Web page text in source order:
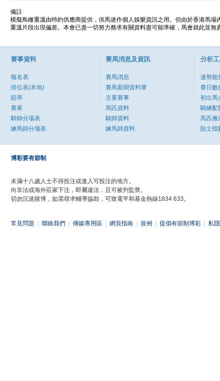
備註
模擬鳥瞰重溫由特約供應商提供，供馬迷作個人娛樂資訊之用。但由於香港馬
重溫片段出現偏差。本會已盡一切努力務求有關資料盡可能準確，馬會就此並
賽事資料
報名表
排位表(本地)
賠率
賽果
騎師分場表
練馬師分場表
賽馬消息及資訊
賽馬消息
賽馬新聞資料庫
主要賽事
馬匹資料
騎師資料
練馬師資料
分析
速勢能
賽日數
初出馬
騎練配
馬匹搬
貼士指
博彩要有節制
未滿十八歲人士不得投注或進入可投注的地方。
向非法或海外莊家下注，即屬違法，且可被判監禁。
切勿沉迷賭博，如需尋求輔導協助，可致電平和基金熱線1834 633。
常見問題 聯絡我們 傳媒專用區 網頁指南 規例 提倡有節制博彩 私